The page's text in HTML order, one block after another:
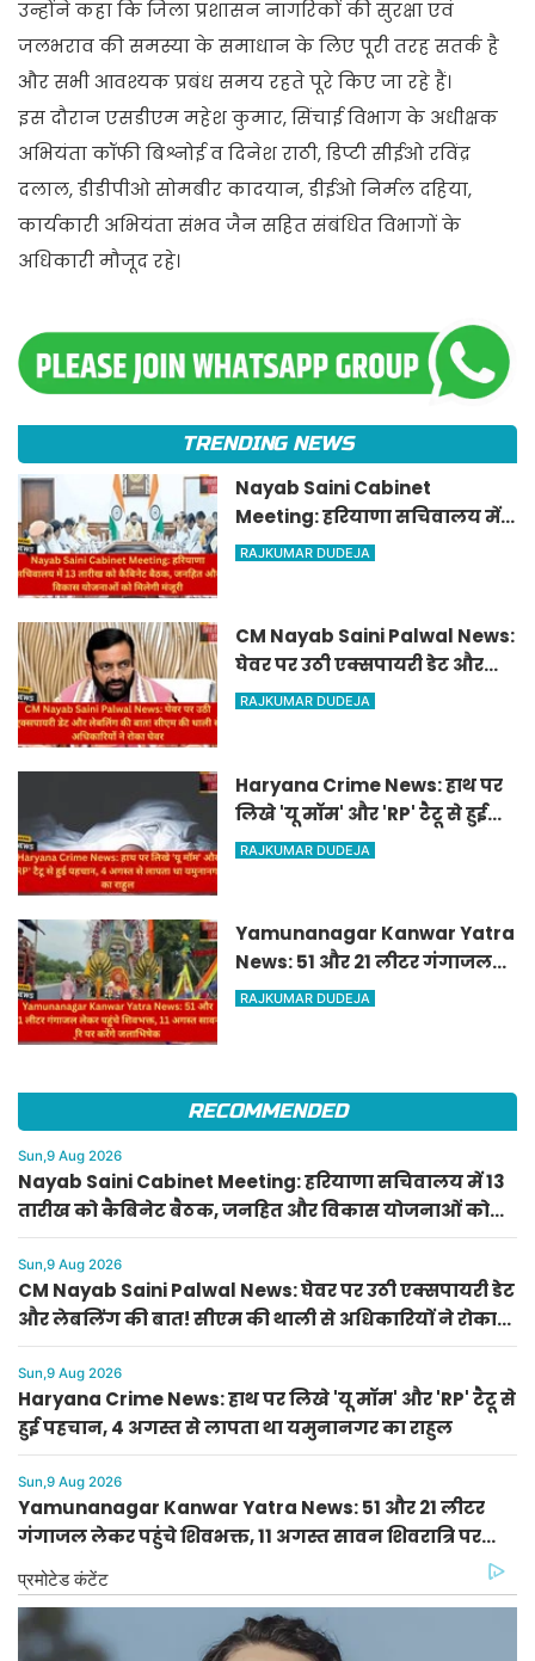
उन्होंने कहा कि जिला प्रशासन नागरिकों की सुरक्षा एवं
जलभराव की समस्या के समाधान के लिए पूरी तरह सतर्क है
और सभी आवश्यक प्रबंध समय रहते पूरे किए जा रहे हैं।
इस दौरान एसडीएम महेश कुमार, सिंचाई विभाग के अधीक्षक
अभियंता कॉफी बिश्नोई व दिनेश राठी, डिप्टी सीईओ रविंद्र
दलाल, डीडीपीओ सोमबीर कादयान, डीईओ निर्मल दहिया,
कार्यकारी अभियंता संभव जैन सहित संबंधित विभागों के
अधिकारी मौजूद रहे।
TRENDING NEWS
Nayab Saini Cabinet
Meeting: हरियाणा सचिवालय में
13 तारीख को कैबिनेट बैठक,
RAJKUMAR DUDEJA
CM Nayab Saini Palwal News:
घेवर पर उठी एक्सपायरी डेट और
लेबलिंग की बात! सीएम की थाली
RAJKUMAR DUDEJA
Haryana Crime News: हाथ पर
लिखे 'यू मॉम' और 'RP' टैटू से हुई
पहचान, 4 अगस्त से लापता था
RAJKUMAR DUDEJA
Yamunanagar Kanwar Yatra
News: 51 और 21 लीटर गंगाजल
लेकर पहुंचे शिवभक्त, 11 अगस्त
RAJKUMAR DUDEJA
RECOMMENDED
Sun,9 Aug 2026
Nayab Saini Cabinet Meeting: हरियाणा सचिवालय में 13
तारीख को कैबिनेट बैठक, जनहित और विकास योजनाओं को
मिलेगी मंजूरी
Sun,9 Aug 2026
CM Nayab Saini Palwal News: घेवर पर उठी एक्सपायरी डेट
और लेबलिंग की बात! सीएम की थाली से अधिकारियों ने रोका
घेवर
Sun,9 Aug 2026
Haryana Crime News: हाथ पर लिखे 'यू मॉम' और 'RP' टैटू से
हुई पहचान, 4 अगस्त से लापता था यमुनानगर का राहुल
Sun,9 Aug 2026
Yamunanagar Kanwar Yatra News: 51 और 21 लीटर
गंगाजल लेकर पहुंचे शिवभक्त, 11 अगस्त सावन शिवरात्रि पर
करेंगे जलाभिषेक